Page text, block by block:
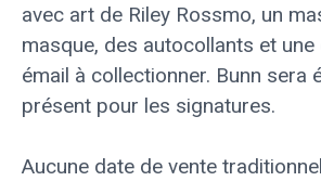
avec art de Riley Rossmo, un
masque, des autocollants et une
émail à collectionner. Bunn sera
présent pour les signatures.
Aucune date de vente